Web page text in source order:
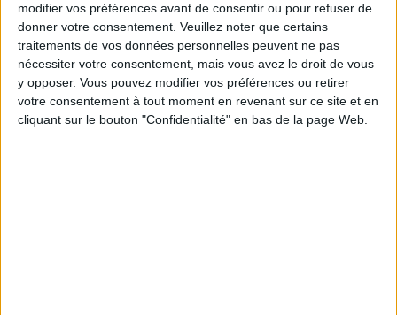
modifier vos préférences avant de consentir ou pour refuser de
donner votre consentement. Veuillez noter que certains
traitements de vos données personnelles peuvent ne pas
nécessiter votre consentement, mais vous avez le droit de vous
y opposer. Vous pouvez modifier vos préférences ou retirer
votre consentement à tout moment en revenant sur ce site et en
cliquant sur le bouton "Confidentialité" en bas de la page Web.